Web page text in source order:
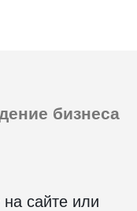
бизнеса
на сайте или